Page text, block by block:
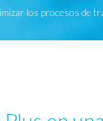
los procesos de